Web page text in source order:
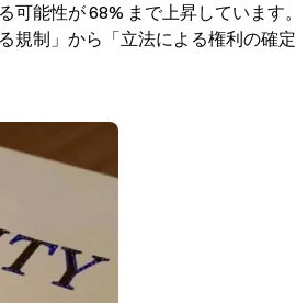
可能性が 68% まで上昇していま
規制」から「立法による権利の確